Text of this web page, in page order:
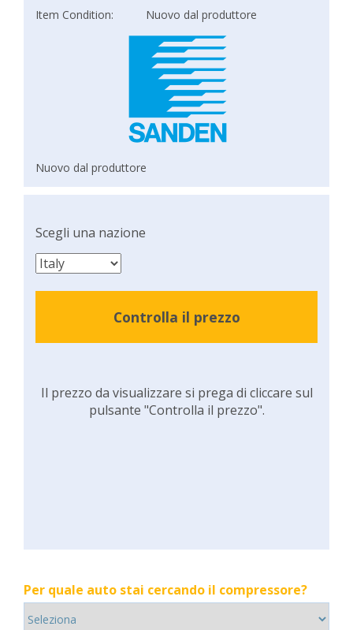
Item Condition:
Nuovo dal produttore
Nuovo dal produttore
Scegli una nazione
Controlla il prezzo
Il prezzo da visualizzare si prega di cliccare sul
pulsante "Controlla il prezzo".
Per quale auto stai cercando il compressore?